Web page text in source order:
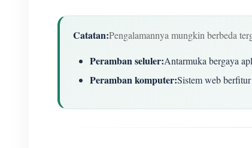
Catatan:Pengalamannya mungkin berbeda
Peramban seluler:Antarmuka bergaya
Peramban komputer:Sistem web